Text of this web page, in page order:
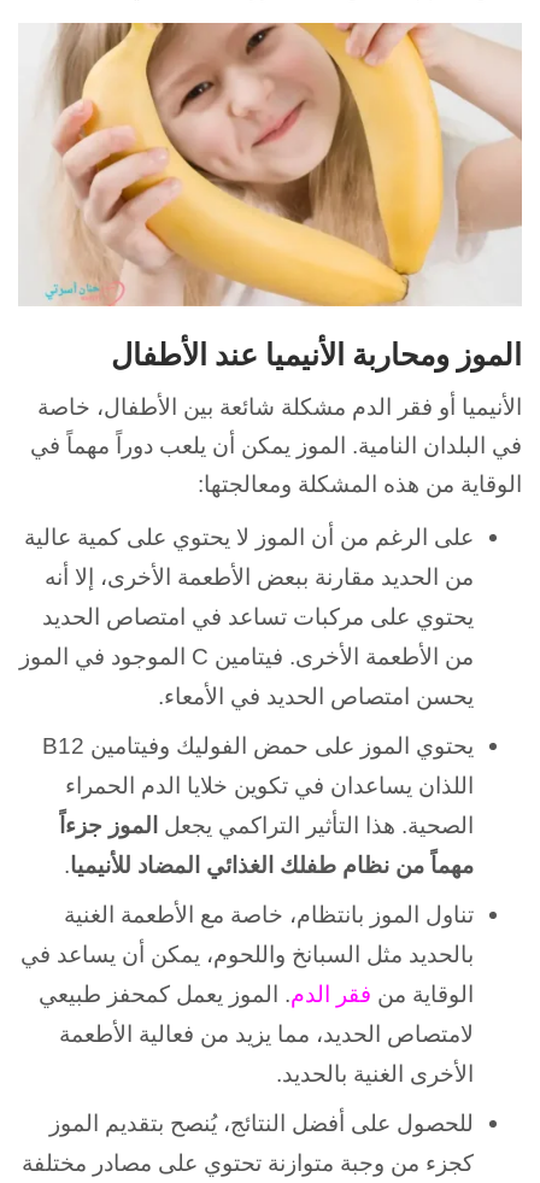
الموز ومحاربة الأنيميا عند الأطفال
الأنيميا أو فقر الدم مشكلة شائعة بين الأطفال، خاصة
في البلدان النامية. الموز يمكن أن يلعب دوراً مهماً في
الوقاية من هذه المشكلة ومعالجتها:
على الرغم من أن الموز لا يحتوي على كمية عالية
من الحديد مقارنة ببعض الأطعمة الأخرى، إلا أنه
يحتوي على مركبات تساعد في امتصاص الحديد
من الأطعمة الأخرى. فيتامين C الموجود في الموز
يحسن امتصاص الحديد في الأمعاء.
يحتوي الموز على حمض الفوليك وفيتامين B12
اللذان يساعدان في تكوين خلايا الدم الحمراء
الصحية. هذا التأثير التراكمي يجعل الموز جزءاً
مهماً من نظام طفلك الغذائي المضاد للأنيميا.
تناول الموز بانتظام، خاصة مع الأطعمة الغنية
بالحديد مثل السبانخ واللحوم، يمكن أن يساعد في
الوقاية من فقر الدم. الموز يعمل كمحفز طبيعي
لامتصاص الحديد، مما يزيد من فعالية الأطعمة
الأخرى الغنية بالحديد.
للحصول على أفضل النتائج، يُنصح بتقديم الموز
كجزء من وجبة متوازنة تحتوي على مصادر مختلفة